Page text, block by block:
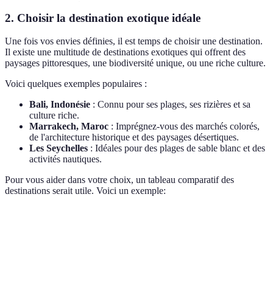
2. Choisir la destination exotique idéale
Une fois vos envies définies, il est temps de choisir une destination.
Il existe une multitude de destinations exotiques qui offrent des
paysages pittoresques, une biodiversité unique, ou une riche culture.
Voici quelques exemples populaires :
Bali, Indonésie : Connu pour ses plages, ses rizières et sa
culture riche.
Marrakech, Maroc : Imprégnez-vous des marchés colorés,
de l'architecture historique et des paysages désertiques.
Les Seychelles : Idéales pour des plages de sable blanc et des
activités nautiques.
Pour vous aider dans votre choix, un tableau comparatif des
destinations serait utile. Voici un exemple: